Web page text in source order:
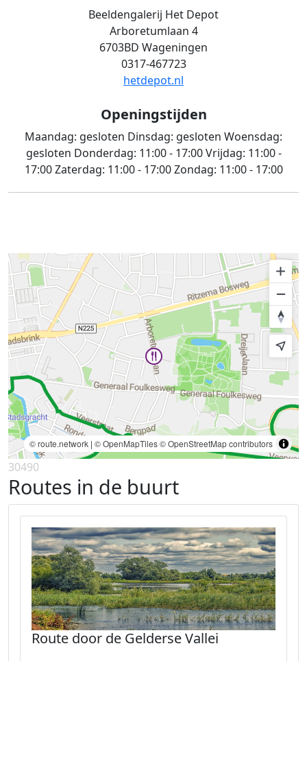
Beeldengalerij Het Depot
Arboretumlaan 4
6703BD Wageningen
0317-467723
hetdepot.nl
Openingstijden
Maandag: gesloten Dinsdag: gesloten Woensdag:
gesloten Donderdag: 11:00 - 17:00Vrijdag: 11:00 -
17:00Zaterdag: 11:00 - 17:00Zondag: 11:00 - 17:00
© route.network | © OpenMapTiles© OpenStreetMap contributors
30490
Routes in de buurt
Route door de Gelderse Vallei